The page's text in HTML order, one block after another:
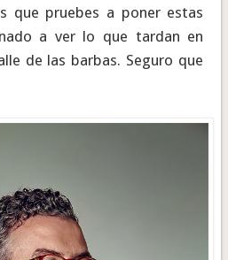
que pruebes a poner estas
a ver lo que tardan en
de las barbas. Seguro que